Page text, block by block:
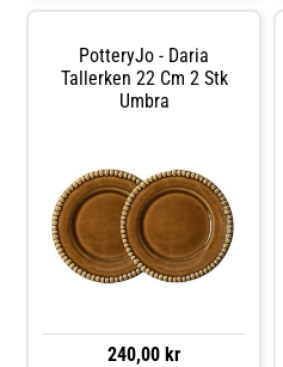
PotteryJo - Daria
Tallerken 22 Cm 2 Stk
Umbra
240,00 kr